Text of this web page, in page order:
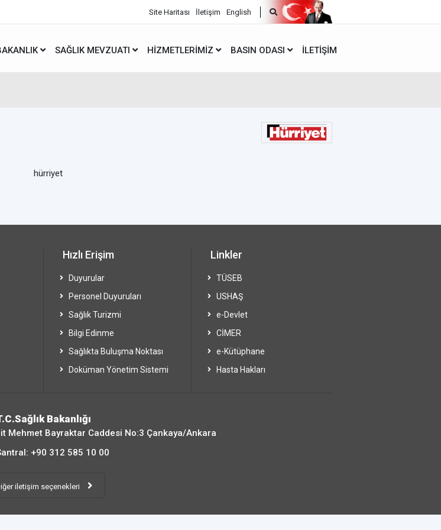
Site Haritası İletişim English
SAĞLIK MEVZUATI HIZMETLERIMIZ BASIN ODASI İLETIŞIM
Hızlı Erişim
Duyurular
Personel Duyuruları
Sağlık Turizmi
Bilgi Edinme
Sağlıkta Buluşma Noktası
Doküman Yönetim Sistemi
Linkler
TÜSEB
USHAŞ
e-Devlet
CİMER
e-Kütüphane
Hasta Hakları
Bakanlığı
Mehmet Bayraktar Caddesi No:3 Çankaya/Ankara
+90 312 585 10 00
iletişim seçenekleri